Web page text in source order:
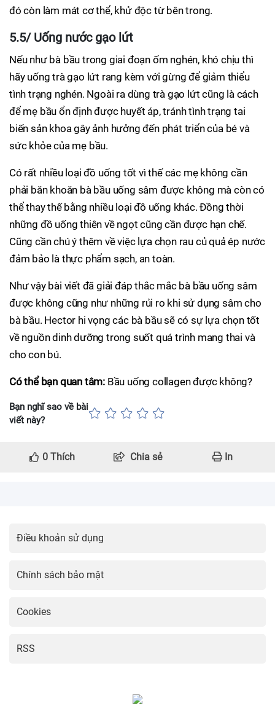
đó còn làm mát cơ thể, khử độc từ bên trong.
5.5/ Uống nước gạo lứt
Nếu như bà bầu trong giai đoạn ốm nghén, khó chịu thì
hãy uống trà gạo lứt rang kèm với gừng để giảm thiểu
tình trạng nghén. Ngoài ra dùng trà gạo lứt cũng là cách
để mẹ bầu ổn định được huyết áp, tránh tình trạng tai
biến sản khoa gây ảnh hưởng đến phát triển của bé và
sức khỏe của mẹ bầu.
Có rất nhiều loại đồ uống tốt vì thế các mẹ không cần
phải băn khoăn bà bầu uống sâm được không mà còn có
thể thay thế bằng nhiều loại đồ uống khác. Đồng thời
những đồ uống thiên về ngọt cũng cần được hạn chế.
Cũng cần chú ý thêm về việc lựa chọn rau củ quả ép nước
đảm bảo là thực phẩm sạch, an toàn.
Như vậy bài viết đã giải đáp thắc mắc bà bầu uống sâm
được không cũng như những rủi ro khi sử dụng sâm cho
bà bầu. Hector hi vọng các bà bầu sẽ có sự lựa chọn tốt
về nguồn dinh dưỡng trong suốt quá trình mang thai và
cho con bú.
Có thể bạn quan tâm: Bầu uống collagen được không?
Bạn nghĩ sao về bài
viết này?
0 Thích Chia sẻ In
Điều khoản sử dụng
Chính sách bảo mật
Cookies
RSS